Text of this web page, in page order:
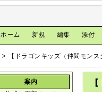
ホーム 新規 編集 添付
> 【ドラゴンキッズ（仲間モンス
案内